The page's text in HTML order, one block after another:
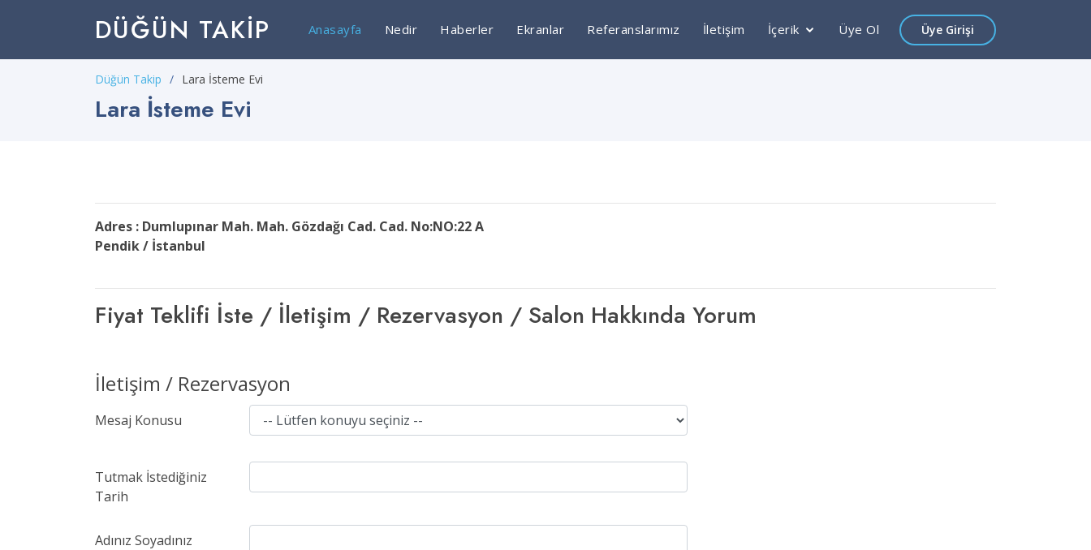
DÜĞÜN TAKIP Anasayfa Nedir Haberler Ekranlar Referanslarımız İletişim İçerik Üye Ol Üye Girişi
Düğün Takip Lara İsteme Evi
Lara İsteme Evi
Adres : Dumlupınar Mah. Mah. Gözdağı Cad. Cad. No:NO:22 A
Pendik / İstanbul
Fiyat Teklifi İste / İletişim / Rezervasyon / Salon Hakkında Yorum
İletişim / Rezervasyon
Mesaj Konusu
Tutmak İstediğiniz
Tarih
Adınız Soyadınız